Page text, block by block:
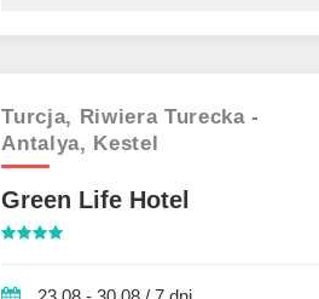
Turcja, Riwiera Turecka -
Antalya, Kestel
Green Life Hotel